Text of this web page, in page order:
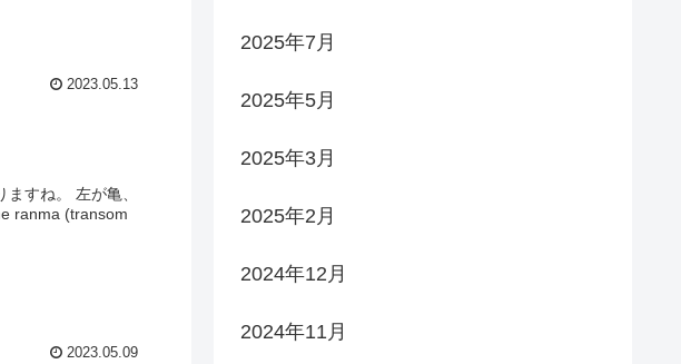
2023.05.13
すね。 左が亀、
ranma (transom
2023.05.09
2025年7月
2025年5月
2025年3月
2025年2月
2024年12月
2024年11月